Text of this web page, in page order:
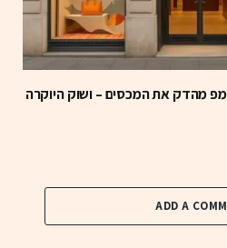
מהדק את המכסים – ושוק היוקרה
ADD A